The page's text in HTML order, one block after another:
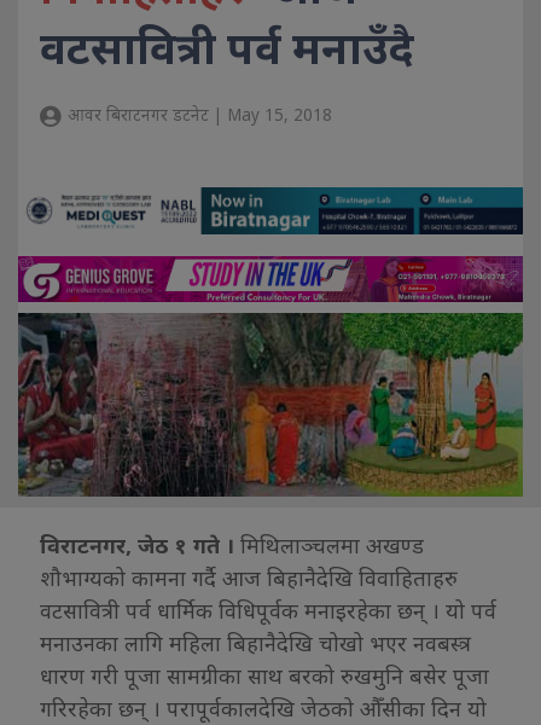
वटसावित्री पर्व मनाउँदै
आवर बिराटनगर डटनेट | May 15, 2018
विराटनगर, जेठ १ गते । मिथिलाञ्चलमा अखण्ड
शौभाग्यको कामना गर्दै आज बिहानैदेखि विवाहिताहरु
वटसावित्री पर्व धार्मिक विधिपूर्वक मनाइरहेका छन् । यो पर्व
मनाउनका लागि महिला बिहानैदेखि चोखो भएर नवबस्त्र
धारण गरी पूजा सामग्रीका साथ बरको रुखमुनि बसेर पूजा
गरिरहेका छन् । परापूर्वकालदेखि जेठको औँसीका दिन यो